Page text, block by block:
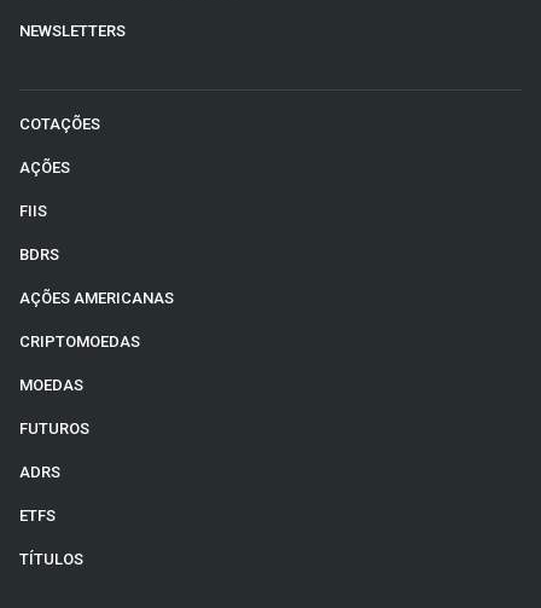
NEWSLETTERS
COTAÇÕES
AÇÕES
FIIS
BDRS
AÇÕES AMERICANAS
CRIPTOMOEDAS
MOEDAS
FUTUROS
ADRS
ETFS
TÍTULOS